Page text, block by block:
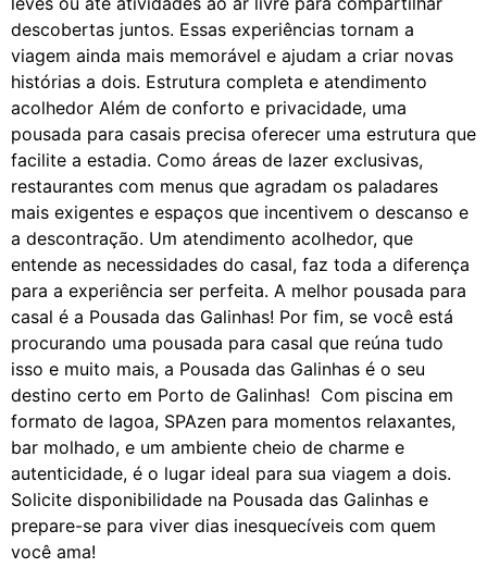
descobertas juntos. Essas experiências tornam a
viagem ainda mais memorável e ajudam a criar novas
histórias a dois. Estrutura completa e atendimento
acolhedor Além de conforto e privacidade, uma
pousada para casais precisa oferecer uma estrutura que
facilite a estadia. Como áreas de lazer exclusivas,
restaurantes com menus que agradam os paladares
mais exigentes e espaços que incentivem o descanso e
a descontração. Um atendimento acolhedor, que
entende as necessidades do casal, faz toda a diferença
para a experiência ser perfeita. A melhor pousada para
casal é a Pousada das Galinhas! Por fim, se você está
procurando uma pousada para casal que reúna tudo
isso e muito mais, a Pousada das Galinhas é o seu
destino certo em Porto de Galinhas! Com piscina em
formato de lagoa, SPAzen para momentos relaxantes,
bar molhado, e um ambiente cheio de charme e
autenticidade, é o lugar ideal para sua viagem a dois.
Solicite disponibilidade na Pousada das Galinhas e
prepare-se para viver dias inesquecíveis com quem
você ama!